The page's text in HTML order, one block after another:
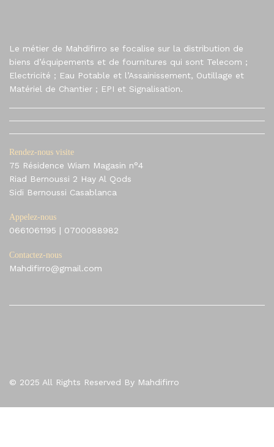
Le métier de Mahdifirro se focalise sur la distribution de
biens d’équipements et de fournitures qui sont Telecom ;
Electricité ; Eau Potable et l’Assainissement, Outillage et
Matériel de Chantier ; EPI et Signalisation.
Rendez-nous visite
75 Résidence Wiam Magasin n°4
Riad Bernoussi 2 Hay Al Qods
Sidi Bernoussi Casablanca
Appelez-nous
0661061195 | 0700088982
Contactez-nous
Mahdifirro@gmail.com
© 2025 All Rights Reserved By Mahdifirro